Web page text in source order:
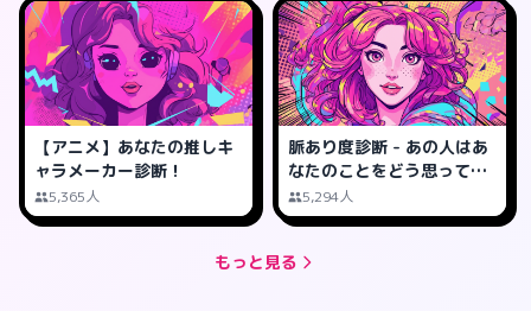
【アニメ】あなたの推しキ
ャラメーカー診断！
5,365人
脈あり度診断 - あの人はあ
なたのことをどう思って
る？5,294人
もっと見る